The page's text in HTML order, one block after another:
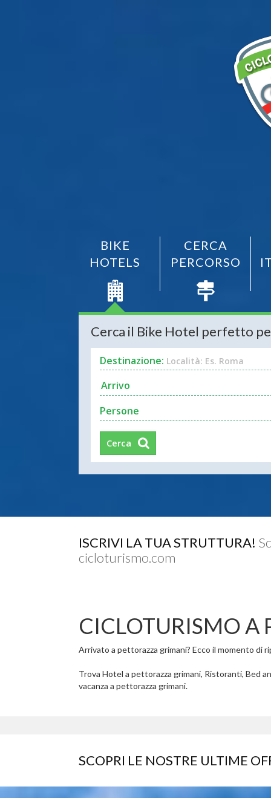
BIKE
HOTELS
CERCA
PERCORSO
Cerca il Bike Hotel perfetto
Destinazione: Località: Es. Roma
Persone
Cerca
ISCRIVI LA TUA STRUTTURA!
cicloturismo.com
CICLOTURISMO A
Arrivato a pettorazza grimani? Ecco il momento di
Trova Hotel a pettorazza grimani, Ristoranti, Bed
vacanza a pettorazza grimani.
SCOPRI LE NOSTRE ULTIME